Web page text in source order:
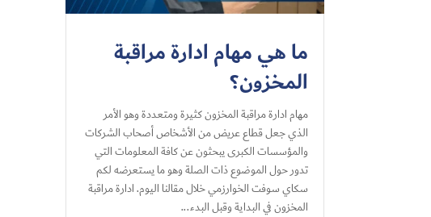
ما هي مهام ادارة مراقبة
المخزون؟
مهام ادارة مراقبة المخزون كثيرة ومتعددة وهو الأمر
الذي جعل قطاع عريض من الأشخاص أصحاب الشركات
والمؤسسات الكبرى يبحثون عن كافة المعلومات التي
تدور حول الموضوع ذات الصلة وهو ما يستعرضه لكم
سكاي سوفت الخوارزمي خلال مقالنا اليوم. ادارة مراقبة
المخزون في البداية وقبل البدء...